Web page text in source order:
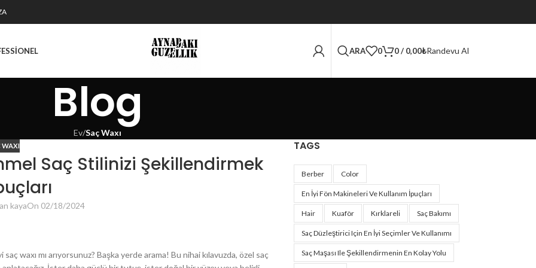
ARA 0 0/ 0,00₺Randevu Al
Blog
Ev/Saç Waxı
WAXI
Saç Stilinizi Şekillendirmek
kayaOn 02/18/2024
waxı mı arıyorsunuz? Başka yerde arama! Bu nihai kılavuzda, özel saç
TAGS
Berber Color
En İyi Fön Makineleri Ve Kullanım İpuçları
Hair Kuaför Kırklareli Saç Bakımı
Saç Düzleştirici Için En İyi Seçimler Ve Kullanımı
Saç Maşası Ile Şekillendirmenin En Kolay Yolu